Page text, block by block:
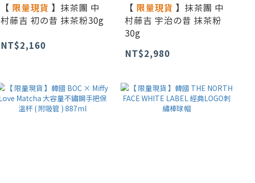
【 限量現貨 】抹茶團 中
村藤吉 初の昔 抹茶粉30g
NT$2,160
【 限量現貨 】抹茶團 中
村藤吉 宇治の昔 抹茶粉
30g
NT$2,980